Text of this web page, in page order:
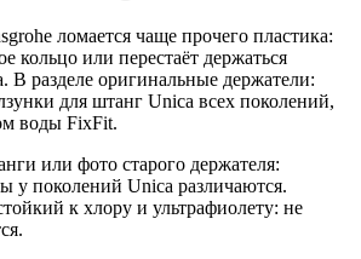
ломается чаще прочего пластика:
кольцо или перестаёт держаться
В разделе оригинальные держатели:
для штанг Unica всех поколений,
воды FixFit.
или фото старого держателя:
у поколений Unica различаются.
к хлору и ультрафиолету: не